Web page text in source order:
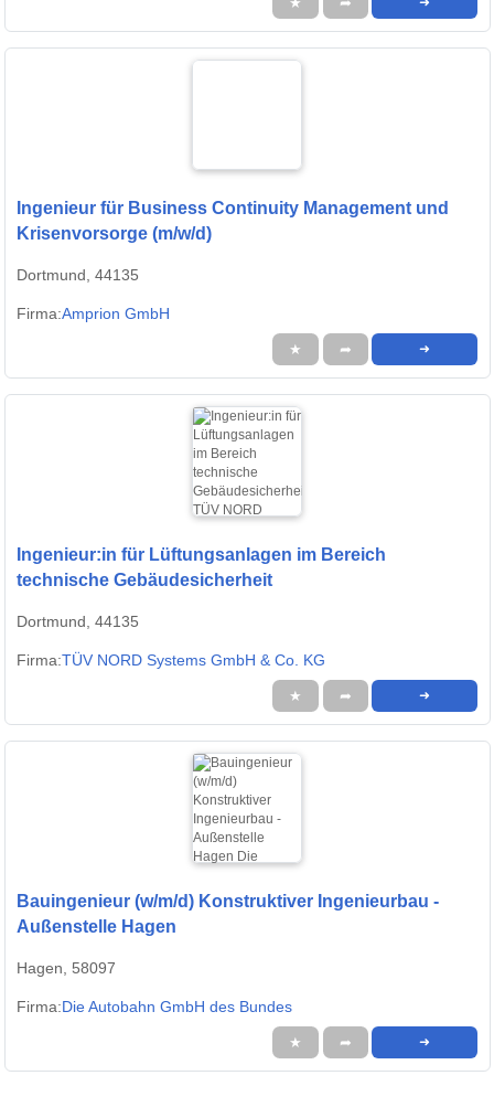
Ingenieur für Business Continuity Management und
Krisenvorsorge (m/w/d)
Dortmund, 44135
Firma:Amprion GmbH
★ ➦ ➜
Ingenieur:in für Lüftungsanlagen im Bereich
technische Gebäudesicherheit
Dortmund, 44135
Firma:TÜV NORD Systems GmbH & Co. KG
★ ➦ ➜
Bauingenieur (w/m/d) Konstruktiver Ingenieurbau -
Außenstelle Hagen
Hagen, 58097
Firma:Die Autobahn GmbH des Bundes
★ ➦ ➜